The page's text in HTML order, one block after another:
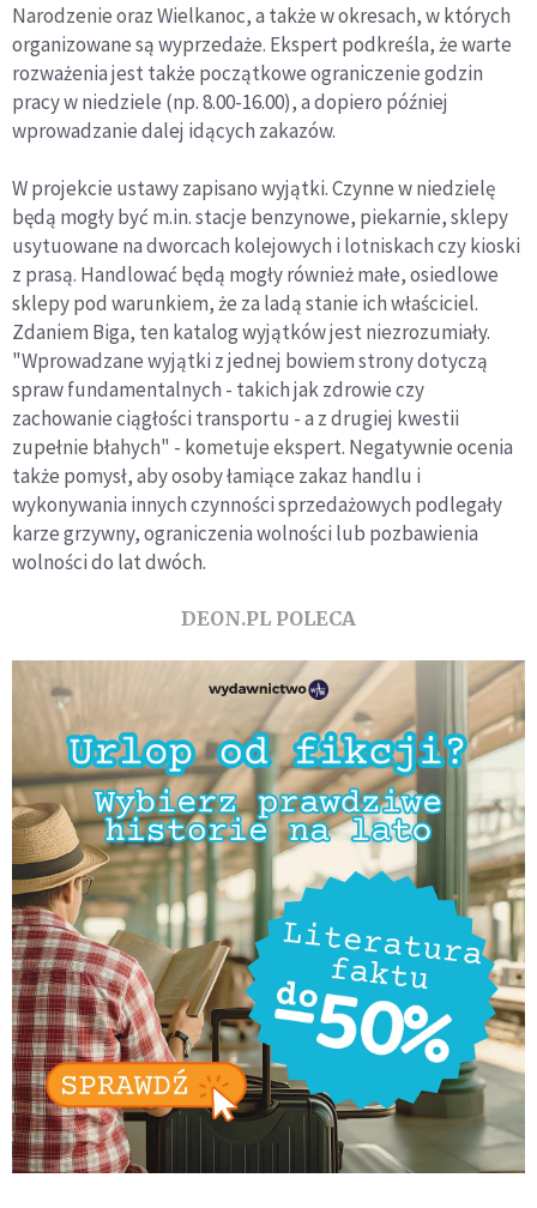
Narodzenie oraz Wielkanoc, a także w okresach, w których
organizowane są wyprzedaże. Ekspert podkreśla, że warte
rozważenia jest także początkowe ograniczenie godzin
pracy w niedziele (np. 8.00-16.00), a dopiero później
wprowadzanie dalej idących zakazów.
W projekcie ustawy zapisano wyjątki. Czynne w niedzielę
będą mogły być m.in. stacje benzynowe, piekarnie, sklepy
usytuowane na dworcach kolejowych i lotniskach czy kioski
z prasą. Handlować będą mogły również małe, osiedlowe
sklepy pod warunkiem, że za ladą stanie ich właściciel.
Zdaniem Biga, ten katalog wyjątków jest niezrozumiały.
"Wprowadzane wyjątki z jednej bowiem strony dotyczą
spraw fundamentalnych - takich jak zdrowie czy
zachowanie ciągłości transportu - a z drugiej kwestii
zupełnie błahych" - kometuje ekspert. Negatywnie ocenia
także pomysł, aby osoby łamiące zakaz handlu i
wykonywania innych czynności sprzedażowych podlegały
karze grzywny, ograniczenia wolności lub pozbawienia
wolności do lat dwóch.
DEON.PL POLECA